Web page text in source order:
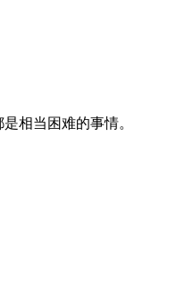
相当困难的事情。